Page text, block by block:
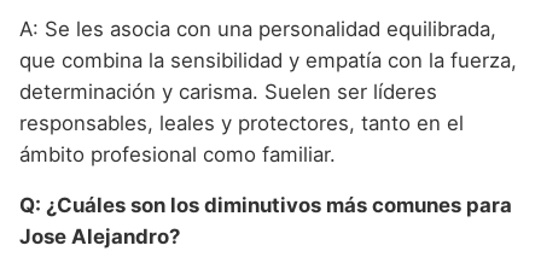
A: Se les asocia con una personalidad equilibrada,
que combina la sensibilidad y empatía con la fuerza,
determinación y carisma. Suelen ser líderes
responsables, leales y protectores, tanto en el
ámbito profesional como familiar.
Q: ¿Cuáles son los diminutivos más comunes para
Jose Alejandro?